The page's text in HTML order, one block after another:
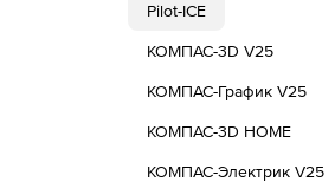
Pilot-ICE
КОМПАС-3D V25
КОМПАС-График V25
КОМПАС-3D HOME
КОМПАС-Электрик V25